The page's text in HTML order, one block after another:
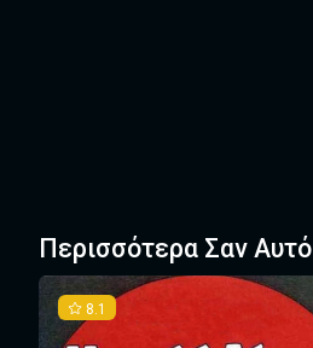
Περισσότερα Σαν Αυτό
8.1